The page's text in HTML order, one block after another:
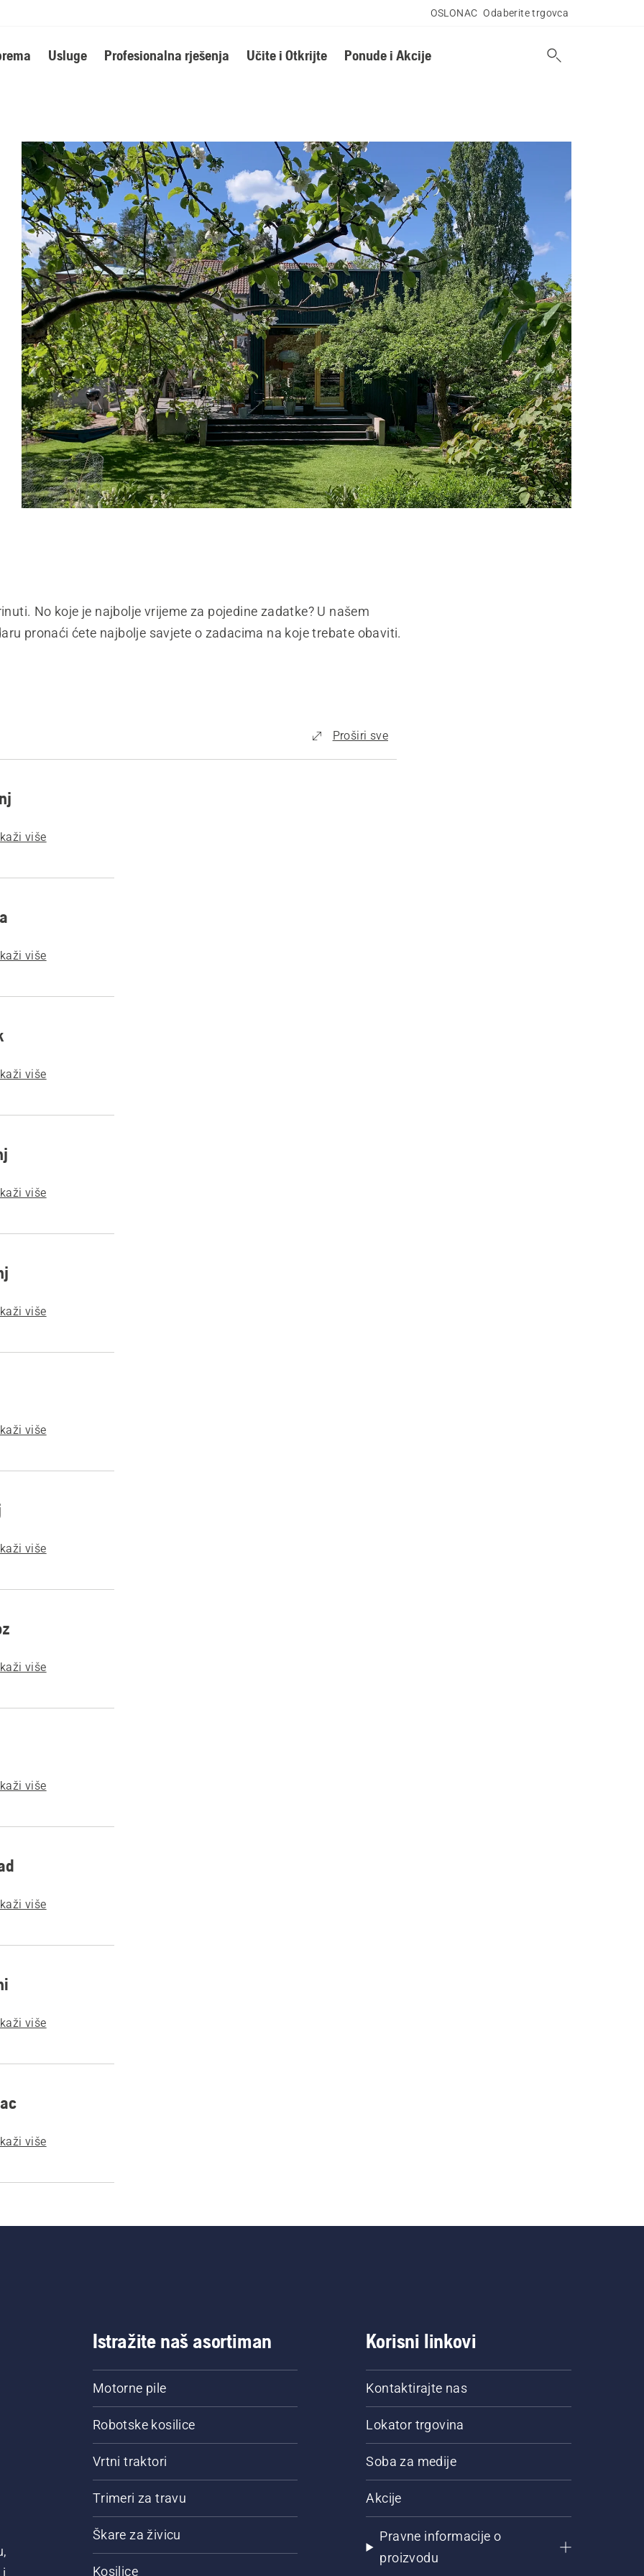
OSLONAC Odaberite trgovca
Usluge Profesionalna rješenja Učite i Otkrijte Ponude i Akcije
No koje je najbolje vrijeme za pojedine zadatke? U našem
pronaći ćete najbolje savjete o zadacima na koje trebate obaviti.
Proširi sve
više
više
više
više
više
više
više
više
više
više
više
više
Istražite naš asortiman
Motorne pile
Robotske kosilice
Vrtni traktori
Trimeri za travu
Škare za živicu
Kosilice
Korisni linkovi
Kontaktirajte nas
Lokator trgovina
Soba za medije
Akcije
Pravne informacije o
proizvodu